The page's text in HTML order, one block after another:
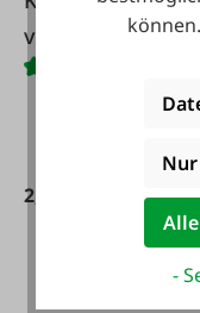
verboten'
2,99 €*
-